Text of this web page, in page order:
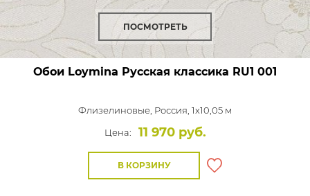
ПОСМОТРЕТЬ
Обои Loymina Русская классика RU1 001
Флизелиновые, Россия, 1x10,05 м
Цена:
11 970 руб.
В КОРЗИНУ